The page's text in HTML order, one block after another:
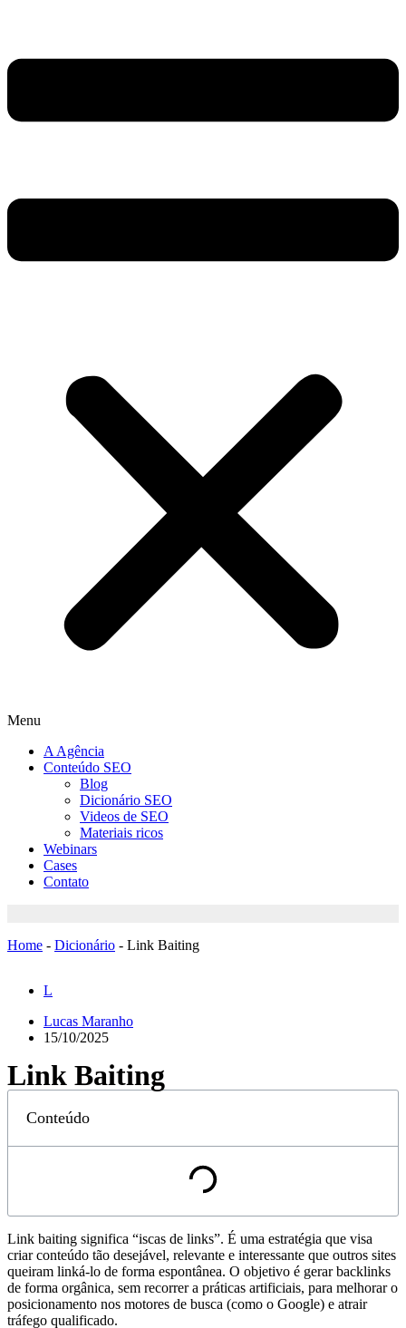
Menu
A Agência
Conteúdo SEO
Blog
Dicionário SEO
Videos de SEO
Materiais ricos
Webinars
Cases
Contato
Home - Dicionário - Link Baiting
L
Lucas Maranho
15/10/2025
Link Baiting
Conteúdo
Link baiting significa “iscas de links”. É uma estratégia que visa
criar conteúdo tão desejável, relevante e interessante que outros sites
queiram linká-lo de forma espontânea. O objetivo é gerar backlinks
de forma orgânica, sem recorrer a práticas artificiais, para melhorar o
posicionamento nos motores de busca (como o Google) e atrair
tráfego qualificado.